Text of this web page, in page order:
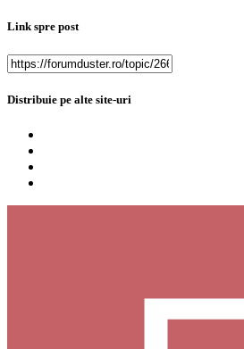
Link spre post
Distribuie pe alte site-uri